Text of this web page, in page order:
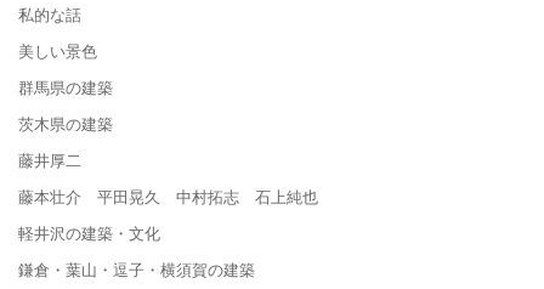
私的な話
美しい景色
群馬県の建築
茨木県の建築
藤井厚二
藤本壮介 平田晃久 中村拓志 石上純也
軽井沢の建築・文化
鎌倉・葉山・逗子・横須賀の建築